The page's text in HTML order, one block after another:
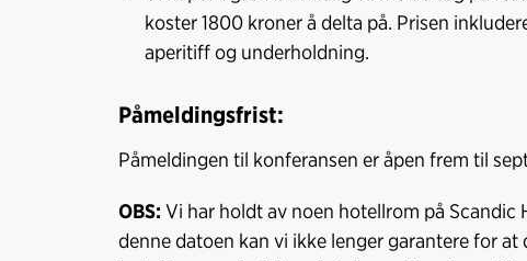
koster 1800 kroner å delta på. Prisen
aperitiff og underholdning.
Påmeldingsfrist:
Påmeldingen til konferansen er åpen frem til
OBS: Vi har holdt av noen hotellrom på
denne datoen kan vi ikke lenger garantere for